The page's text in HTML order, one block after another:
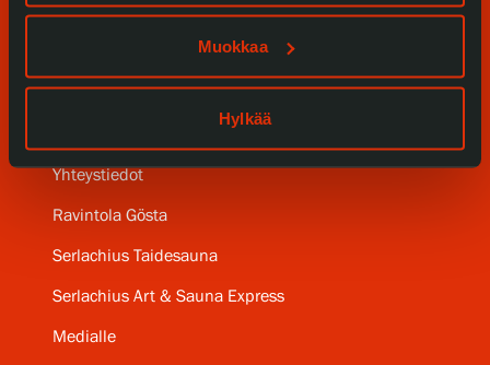
Muokkaa
Hylkää
Serlachius Residenssi
Gösta Serlachiuksen taidesäätiö
Yhteystiedot
Ravintola Gösta
Serlachius Taidesauna
Serlachius Art & Sauna Express
Medialle